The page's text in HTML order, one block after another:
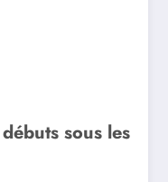
sous les